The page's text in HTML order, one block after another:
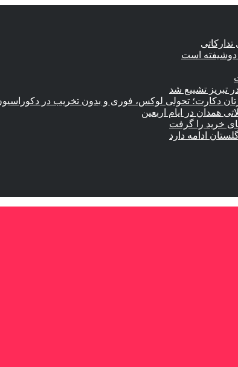
تبریز تشییع شد
دکارت؛ تحولی لوکس، فوری و بدون تخریب در
خرید را گرفت
ادامه دارد